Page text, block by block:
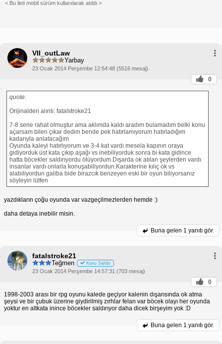
< Bu ileti mobil sürüm kullanılarak atıldı >
VII_outLaw
Yarbay
23 Ocak 2014 Perşembe 12:54:48 (5516 mesaj)
0
quote:
Orijinalden alıntı: fatalstroke21
7-8 sene rahat olmuştur ama aklımda kaldı aradım bulamadım belki konu
açarsam bilen çıkar dedim bende pek hatırlamıyorum hatırladığım
kadarıyla anlatacağım
Oyunda kaleyi hatırlıyorum ve 3-4 kat vardı mesela kapının oraya
gidiyorduk üst kata çıkıp aşağı vs inebiliyorduk sonra bi kata gidince
hatta böcekler saldırıyordu ölüyordum.Dışarda ok atılan şeylerden vardı
insanlar vardı onlarla konuşabiliyordun.Karakterine kılıç ok vs
alabiliyordun galiba bide birazcık benzeyen eski bir oyun biliyorsanız
söyleyin lütfen
yazdıkların çoğu oyunda var vazgeçilmezlerden hemde :)
daha detaya inebilir misin.
Buna gelen 1 yanıtı gör.
fatalstroke21
Teğmen Konu Sahibi
23 Ocak 2014 Perşembe 14:57:31 (703 mesaj)
0
1998-2003 arası bir rpg oyunu kalede geçiyor kalenin dışarısında ok atma
şeysi ve bir çubuk üzerine giydirilmiş zırhlar felan var böcek olayı her oyunda
yoktur en altkata inince böcekler saldırıyor daha dicek birşeyim yok :D
Buna gelen 1 yanıtı gör.